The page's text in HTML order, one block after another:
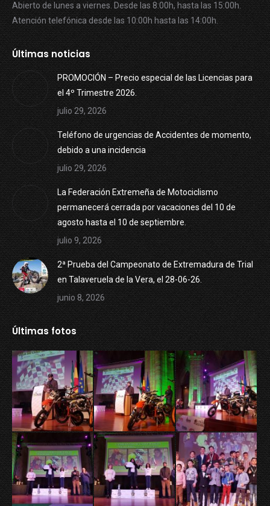
Abierto de lunes a viernes. Desde las 8:00h, hasta las 15:00h.
Atención telefónica desde las 10:00h hasta las 14:00h.
Últimas noticias
PROMOCIÓN – Precio especial de las Licencias para
el 4º Trimestre 2026.
julio 29, 2026
Teléfono de urgencias de Accidentes de momento,
debido a una incidencia
julio 29, 2026
La Federación Extremeña de Motociclismo
permanecerá cerrada por vacaciones del 10 de
agosto hasta el 10 de septiembre.
julio 9, 2026
2ª Prueba del Campeonato de Extremadura de Trial
en Talaveruela de la Vera, el 28-06-26.
junio 8, 2026
Últimas fotos